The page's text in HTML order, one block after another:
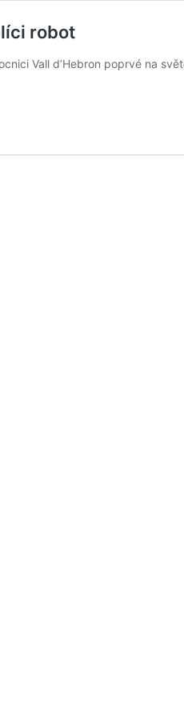
robot
Vall d’Hebron poprvé na